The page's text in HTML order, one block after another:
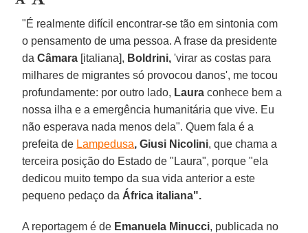
"É realmente difícil encontrar-se tão em sintonia com
o pensamento de uma pessoa. A frase da presidente
daCâmara [italiana], Boldrini, 'virar as costas para
milhares de migrantes só provocou danos', me tocou
profundamente: por outro lado, Laura conhece bem a
nossa ilha e a emergência humanitária que vive. Eu
não esperava nada menos dela". Quem fala é a
prefeita de Lampedusa, Giusi Nicolini, que chama a
terceira posição do Estado de "Laura", porque "ela
dedicou muito tempo da sua vida anterior a este
pequeno pedaço da África italiana".
A reportagem é de Emanuela Minucci, publicada no